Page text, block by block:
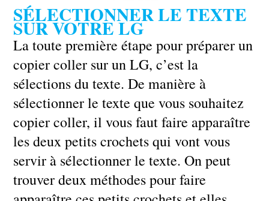
SÉLECTIONNER LE TEXTE
SUR VOTRE LG
La toute première étape pour préparer un
copier coller sur un LG, c’est la
sélections du texte. De manière à
sélectionner le texte que vous souhaitez
copier coller, il vous faut faire apparaître
les deux petits crochets qui vont vous
servir à sélectionner le texte. On peut
trouver deux méthodes pour faire